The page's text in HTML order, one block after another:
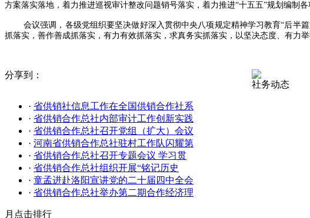
方案落实落地，着力推进巡视审计整改问题销号落实，着力推进“十五五”规划编制
会议强调，各级党组织要坚决做好深入贯彻中央八项规定精神学习教育“后半
抓落实，善作善成抓落实，有力有效抓落实，求真务实抓落实，以坚决态度、有力
分享到：
社务动态
· 省供销社信息工作在全国供销合作社系
· 省供销合作总社内部审计工作创新实践
· 省供销合作总社召开党组（扩大）会议
· 河南省供销合作总社驻村工作队闪耀第
· 省供销合作总社召开专题会议 学习贯
· 省供销合作总社组织开展“铭记历史
· 童孟进赴洛阳宣讲党的二十届四中全会
· 省供销合作总社举办第二期合作经济理
月点击排行